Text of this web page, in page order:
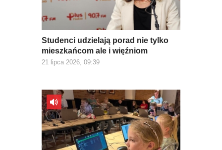
Studenci udzielają porad nie tylko
mieszkańcom ale i więźniom
21 lipca 2026, 09:39